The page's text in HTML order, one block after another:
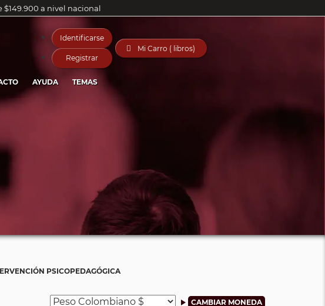
$149.900 a nivel nacional
Identificarse
Registrar
 Mi Carro ( libros)
AYUDA TEMAS
PSICOPEDAGÓGICA